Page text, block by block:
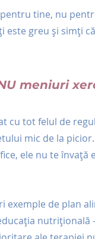
tine, nu
este greu și simți
meniuri
cu tot felul de
mic de la
ele nu te învață
exemple de plan